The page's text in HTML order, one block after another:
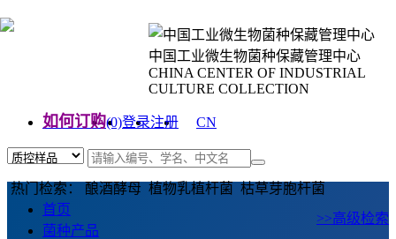
中国工业微生物菌种保藏管理中心
CHINA CENTER OF INDUSTRIAL
CULTURE COLLECTION
如何订购(0)登录注册
CN
热门检索： 酿酒酵母 植物乳植杆菌 枯草芽胞杆菌
>>高级检索
首页
菌种产品